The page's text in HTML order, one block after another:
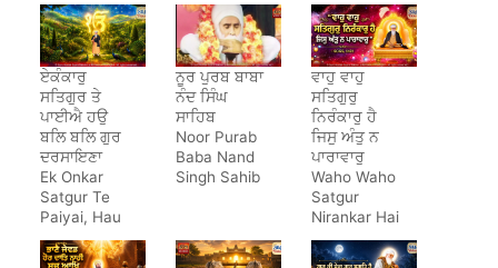
ਏਕੰਕਾਰੁ
ਸਤਿਗੁਰ ਤੇ
ਪਾਈਐ ਹਉ
ਬਲਿ ਬਲਿ ਗੁਰ
ਦਰਸਾਇਣਾ
Ek Onkar
Satgur Te
Paiyai, Hau
Bal Bal Gur
Darsayena
ਨੂਰ ਪੁਰਬ ਬਾਬਾ
ਨੰਦ ਸਿੰਘ
ਸਾਹਿਬ
Noor Purab
Baba Nand
Singh Sahib
ਵਾਹੁ ਵਾਹੁ
ਸਤਿਗੁਰੁ
ਨਿਰੰਕਾਰੁ ਹੈ
ਜਿਸੁ ਅੰਤੁ ਨ
ਪਾਰਾਵਾਰੁ
Waho Waho
Satgur
Nirankar Hai